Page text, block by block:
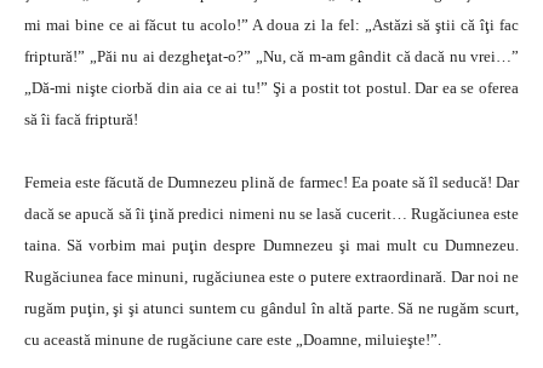
mi mai bine ce ai făcut tu acolo!” A doua zi la fel: „Astăzi să ştii că îţi fac
friptură!” „Păi nu ai dezgheţat-o?” „Nu, că m-am gândit că dacă nu vrei…”
„Dă-mi nişte ciorbă din aia ce ai tu!” Şi a postit tot postul. Dar ea se oferea
să îi facă friptură!
Femeia este făcută de Dumnezeu plină de farmec! Ea poate să îl seducă! Dar
dacă se apucă să îi ţină predici nimeni nu se lasă cucerit… Rugăciunea este
taina. Să vorbim mai puţin despre Dumnezeu şi mai mult cu Dumnezeu.
Rugăciunea face minuni, rugăciunea este o putere extraordinară. Dar noi ne
rugăm puţin, şi şi atunci suntem cu gândul în altă parte. Să ne rugăm scurt,
cu această minune de rugăciune care este „Doamne, miluieşte!”.